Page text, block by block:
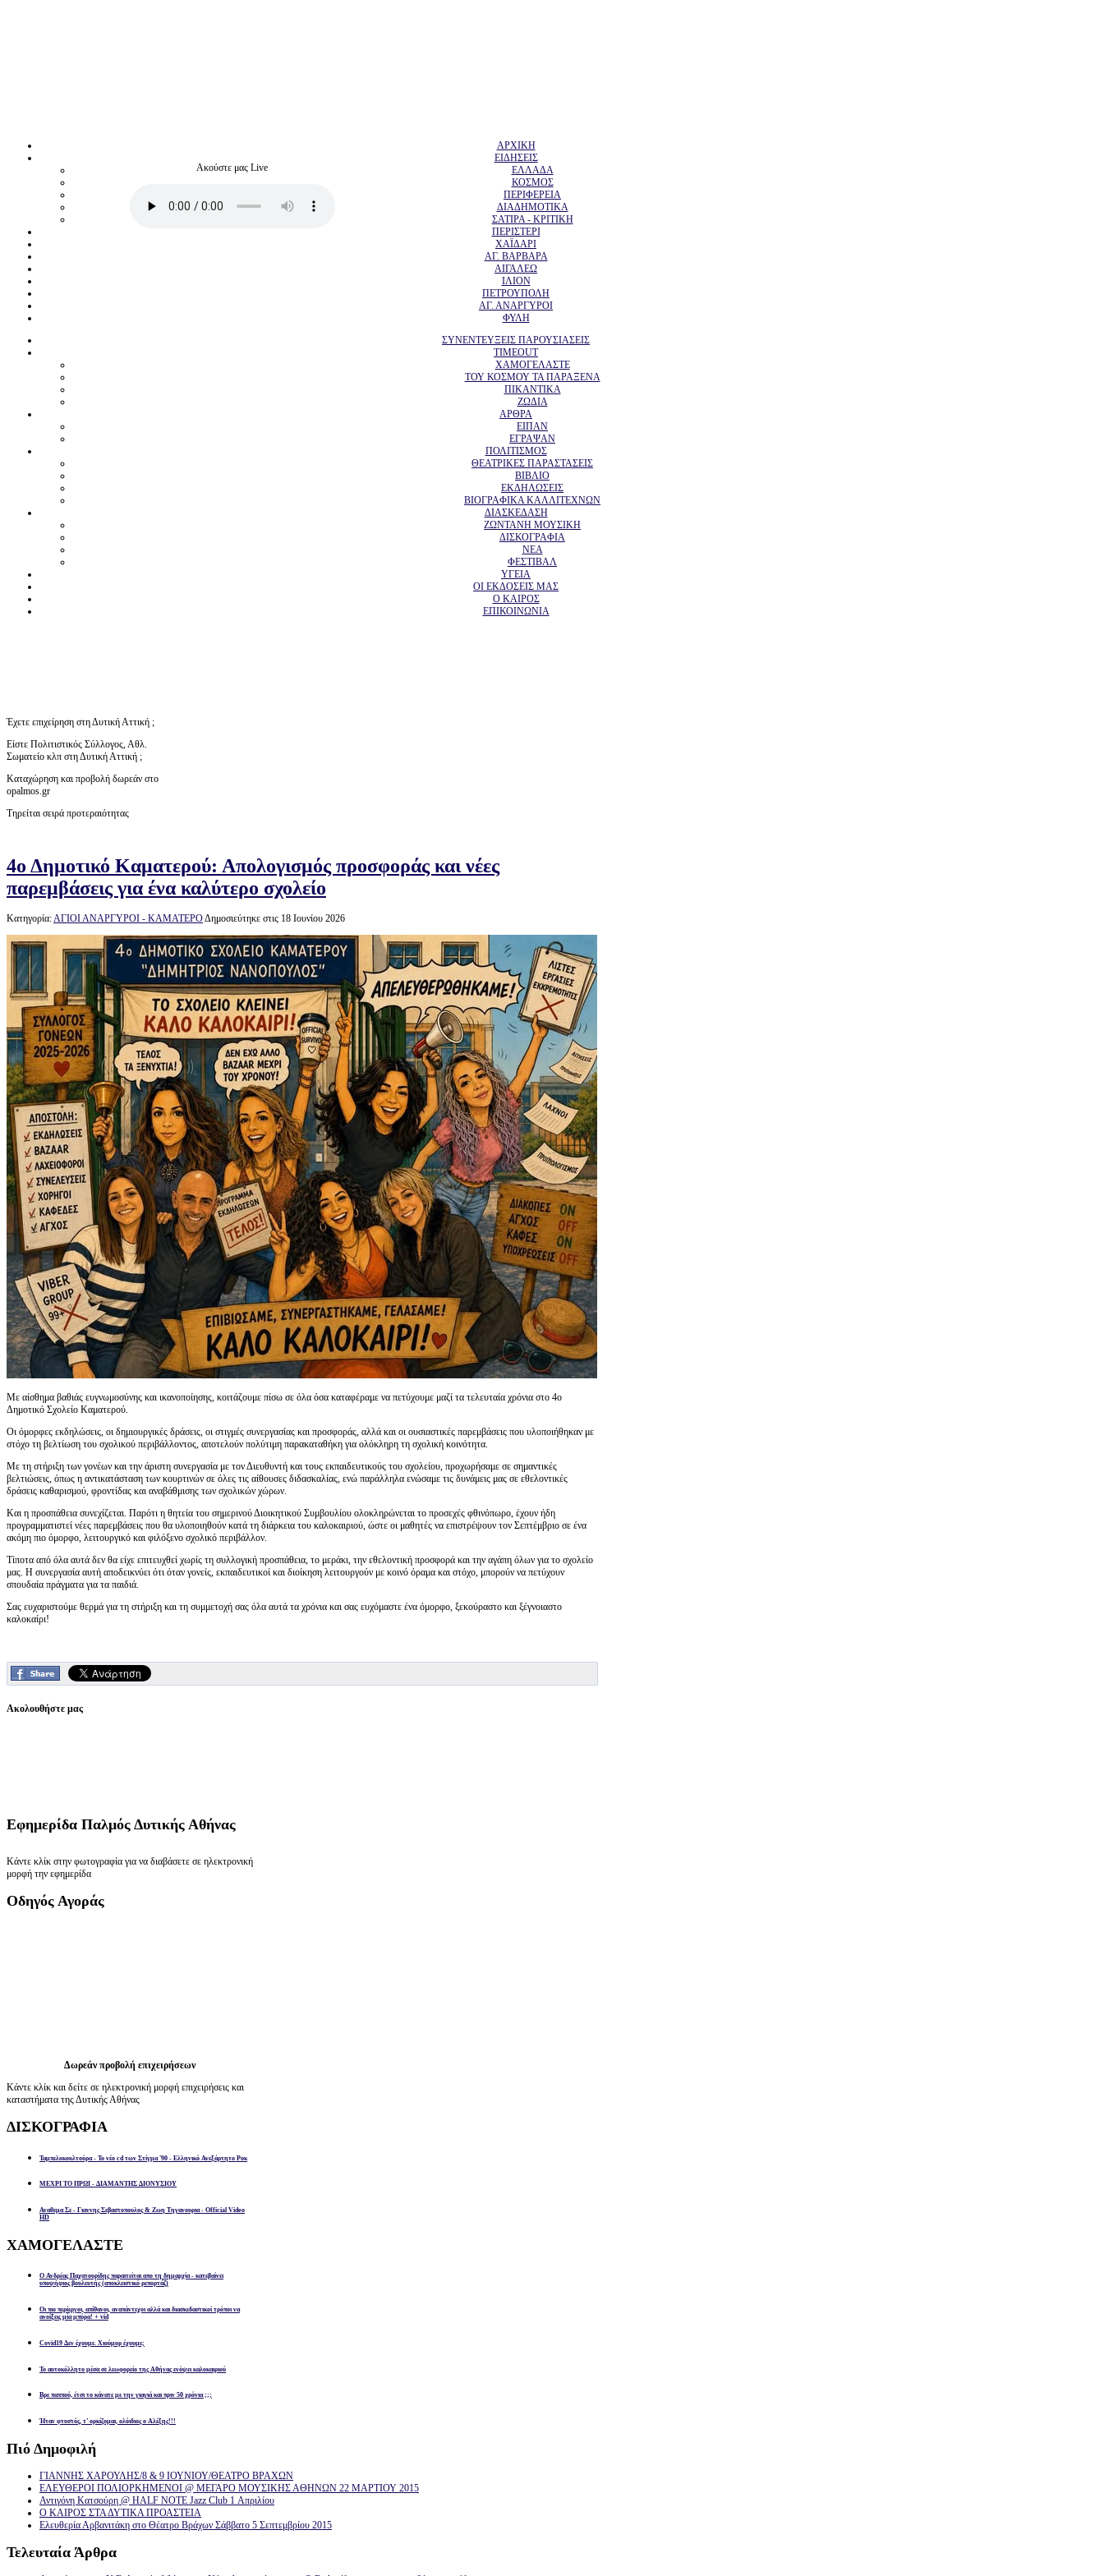
Ακούστε μας Live
ΑΡΧΙΚΗ
ΕΙΔΗΣΕΙΣ
ΕΛΛΑΔΑ
ΚΟΣΜΟΣ
ΠΕΡΙΦΕΡΕΙΑ
ΔΙΑΔΗΜΟΤΙΚΑ
ΣΑΤΙΡΑ - ΚΡΙΤΙΚΗ
ΠΕΡΙΣΤΕΡΙ
ΧΑΪΔΑΡΙ
ΑΓ. ΒΑΡΒΑΡΑ
ΑΙΓΑΛΕΩ
ΙΛΙΟΝ
ΠΕΤΡΟΥΠΟΛΗ
ΑΓ. ΑΝΑΡΓΥΡΟΙ
ΦΥΛΗ
ΣΥΝΕΝΤΕΥΞΕΙΣ ΠΑΡΟΥΣΙΑΣΕΙΣ
TIMEOUT
ΧΑΜΟΓΕΛΑΣΤΕ
ΤΟΥ ΚΟΣΜΟΥ ΤΑ ΠΑΡΑΞΕΝΑ
ΠΙΚΑΝΤΙΚΑ
ΖΩΔΙΑ
ΑΡΘΡΑ
ΕΙΠΑΝ
ΕΓΡΑΨΑΝ
ΠΟΛΙΤΙΣΜΟΣ
ΘΕΑΤΡΙΚΕΣ ΠΑΡΑΣΤΑΣΕΙΣ
ΒΙΒΛΙΟ
ΕΚΔΗΛΩΣΕΙΣ
ΒΙΟΓΡΑΦΙΚΑ ΚΑΛΛΙΤΕΧΝΩΝ
ΔΙΑΣΚΕΔΑΣΗ
ΖΩΝΤΑΝΗ ΜΟΥΣΙΚΗ
ΔΙΣΚΟΓΡΑΦΙΑ
ΝΕΑ
ΦΕΣΤΙΒΑΛ
ΥΓΕΙΑ
ΟΙ ΕΚΔΟΣΕΙΣ ΜΑΣ
Ο ΚΑΙΡΟΣ
ΕΠΙΚΟΙΝΩΝΙΑ
Έχετε επιχείρηση στη Δυτική Αττική ;
Είστε Πολιτιστικός Σύλλογος, Αθλ.
Σωματείο κλπ στη Δυτική Αττική ;
Καταχώρηση και προβολή δωρεάν στο
opalmos.gr
Τηρείται σειρά προτεραιότητας
4ο Δημοτικό Καματερού: Απολογισμός προσφοράς και νέες
παρεμβάσεις για ένα καλύτερο σχολείο
Κατηγορία:ΑΓΙΟΙ ΑΝΑΡΓΥΡΟΙ - ΚΑΜΑΤΕΡΟΔημοσιεύτηκε στις 18 Ιουνίου 2026
Με αίσθημα βαθιάς ευγνωμοσύνης και ικανοποίησης, κοιτάζουμε πίσω σε όλα όσα καταφέραμε να πετύχουμε μαζί τα τελευταία χρόνια στο 4ο
Δημοτικό Σχολείο Καματερού.
Οι όμορφες εκδηλώσεις, οι δημιουργικές δράσεις, οι στιγμές συνεργασίας και προσφοράς, αλλά και οι ουσιαστικές παρεμβάσεις που υλοποιήθηκαν με
στόχο τη βελτίωση του σχολικού περιβάλλοντος, αποτελούν πολύτιμη παρακαταθήκη για ολόκληρη τη σχολική κοινότητα.
Με τη στήριξη των γονέων και την άριστη συνεργασία με τον Διευθυντή και τους εκπαιδευτικούς του σχολείου, προχωρήσαμε σε σημαντικές
βελτιώσεις, όπως η αντικατάσταση των κουρτινών σε όλες τις αίθουσες διδασκαλίας, ενώ παράλληλα ενώσαμε τις δυνάμεις μας σε εθελοντικές
δράσεις καθαρισμού, φροντίδας και αναβάθμισης των σχολικών χώρων.
Και η προσπάθεια συνεχίζεται. Παρότι η θητεία του σημερινού Διοικητικού Συμβουλίου ολοκληρώνεται το προσεχές φθινόπωρο, έχουν ήδη
προγραμματιστεί νέες παρεμβάσεις που θα υλοποιηθούν κατά τη διάρκεια του καλοκαιριού, ώστε οι μαθητές να επιστρέψουν τον Σεπτέμβριο σε ένα
ακόμη πιο όμορφο, λειτουργικό και φιλόξενο σχολικό περιβάλλον.
Τίποτα από όλα αυτά δεν θα είχε επιτευχθεί χωρίς τη συλλογική προσπάθεια, το μεράκι, την εθελοντική προσφορά και την αγάπη όλων για το σχολείο
μας. Η συνεργασία αυτή αποδεικνύει ότι όταν γονείς, εκπαιδευτικοί και διοίκηση λειτουργούν με κοινό όραμα και στόχο, μπορούν να πετύχουν
σπουδαία πράγματα για τα παιδιά.
Σας ευχαριστούμε θερμά για τη στήριξη και τη συμμετοχή σας όλα αυτά τα χρόνια και σας ευχόμαστε ένα όμορφο, ξεκούραστο και ξέγνοιαστο
καλοκαίρι!
Ακολουθήστε μας
Εφημερίδα Παλμός Δυτικής Αθήνας
Κάντε κλίκ στην φωτογραφία για να διαβάσετε σε ηλεκτρονική
μορφή την εφημερίδα
Οδηγός Αγοράς
Δωρεάν προβολή επιχειρήσεων
Κάντε κλίκ και δείτε σε ηλεκτρονική μορφή επιχειρήσεις και
καταστήματα της Δυτικής Αθήνας
ΔΙΣΚΟΓΡΑΦΙΑ
Ταμπελοκουλτούρα - Το νέο cd των Στίγμα '90 - Ελληνικό Ανεξάρτητο Ροκ
ΜΕΧΡΙ ΤΟ ΠΡΩΙ - ΔΙΑΜΑΝΤΗΣ ΔΙΟΝΥΣΙΟΥ
Αναθεμα Σε - Γιαννης Σεβαστοπουλος & Ζωη Τηγανουρια - Official Video
HD
ΧΑΜΟΓΕΛΑΣΤΕ
Ο Ανδρέας Παχατουρίδης παραιτείται απο τη δημαρχία - κατεβαίνει
υποψήφιος βουλευτής (αποκλειστικό ρεπορτάζ)
Οι πιο περίεργοι, απίθανοι, αναπάντεχοι αλλά και διασκεδαστικοί τρόποι να
ανοίξεις μία μπύρα! + vid
Covid19 Δεν έχουμε. Χιούμορ έχουμε;
Το αυτοκόλλητο μέσα σε λεωφορείο της Αθήνας ενόψει καλοκαιριού
Βρε παππού, έτσι το κάνατε με την γιαγιά και πριν 50 χρόνια ;;;
Ήταν φτυστός, τ’ ορκίζομαι, ολόιδιος ο Αλέξης!!!
Πιό Δημοφιλή
ΓΙΑΝΝΗΣ ΧΑΡΟΥΛΗΣ/8 & 9 ΙΟΥΝΙΟΥ/ΘΕΑΤΡΟ ΒΡΑΧΩΝ
ΕΛΕΥΘΕΡΟΙ ΠΟΛΙΟΡΚΗΜΕΝΟΙ @ ΜΕΓΑΡΟ ΜΟΥΣΙΚΗΣ ΑΘΗΝΩΝ 22 ΜΑΡΤΙΟΥ 2015
Αντιγόνη Κατσούρη @ HALF NOTE Jazz Club 1 Απριλίου
Ο ΚΑΙΡΟΣ ΣΤΑ ΔΥΤΙΚΑ ΠΡΟΑΣΤΕΙΑ
Ελευθερία Αρβανιτάκη στο Θέατρο Βράχων Σάββατο 5 Σεπτεμβρίου 2015
Τελευταία Άρθρα